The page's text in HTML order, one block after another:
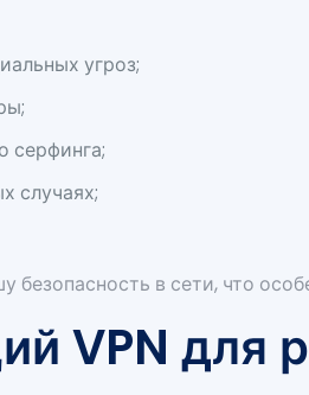
угроз;
серфинга;
случаях;
безопасность в сети, что
VPN для